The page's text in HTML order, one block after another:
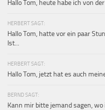
Hallo Tom, heute habe ich von
HERBERT SAGT:
Hallo Tom, hatte vor ein paar
Ist...
HERBERT SAGT:
Hallo Tom, jetzt hat es auch
BERND SAGT:
Kann mir bitte jemand sagen,